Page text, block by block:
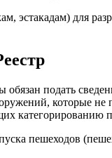
для
обязан подать
которые
категорированию
пешеходов